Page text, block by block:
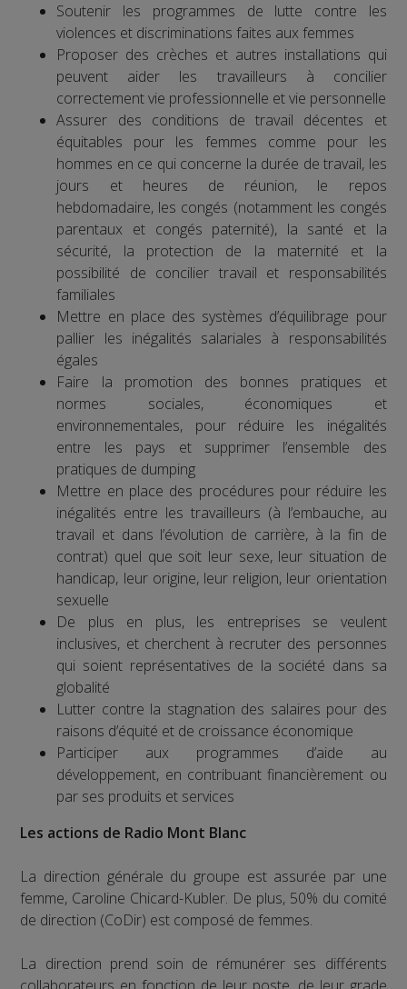
Soutenir les programmes de lutte contre les
violences et discriminations faites aux femmes
Proposer des crèches et autres installations qui
peuvent aider les travailleurs à concilier
correctement vie professionnelle et vie personnelle
Assurer des conditions de travail décentes et
équitables pour les femmes comme pour les
hommes en ce qui concerne la durée de travail, les
jours et heures de réunion, le repos
hebdomadaire, les congés (notamment les congés
parentaux et congés paternité), la santé et la
sécurité, la protection de la maternité et la
possibilité de concilier travail et responsabilités
familiales
Mettre en place des systèmes d’équilibrage pour
pallier les inégalités salariales à responsabilités
égales
Faire la promotion des bonnes pratiques et
normes sociales, économiques et
environnementales, pour réduire les inégalités
entre les pays et supprimer l’ensemble des
pratiques de dumping
Mettre en place des procédures pour réduire les
inégalités entre les travailleurs (à l’embauche, au
travail et dans l’évolution de carrière, à la fin de
contrat) quel que soit leur sexe, leur situation de
handicap, leur origine, leur religion, leur orientation
sexuelle
De plus en plus, les entreprises se veulent
inclusives, et cherchent à recruter des personnes
qui soient représentatives de la société dans sa
globalité
Lutter contre la stagnation des salaires pour des
raisons d’équité et de croissance économique
Participer aux programmes d’aide au
développement, en contribuant financièrement ou
par ses produits et services
Les actions de Radio Mont Blanc
La direction générale du groupe est assurée par une
femme, Caroline Chicard-Kubler. De plus, 50% du comité
de direction (CoDir) est composé de femmes.
La direction prend soin de rémunérer ses différents